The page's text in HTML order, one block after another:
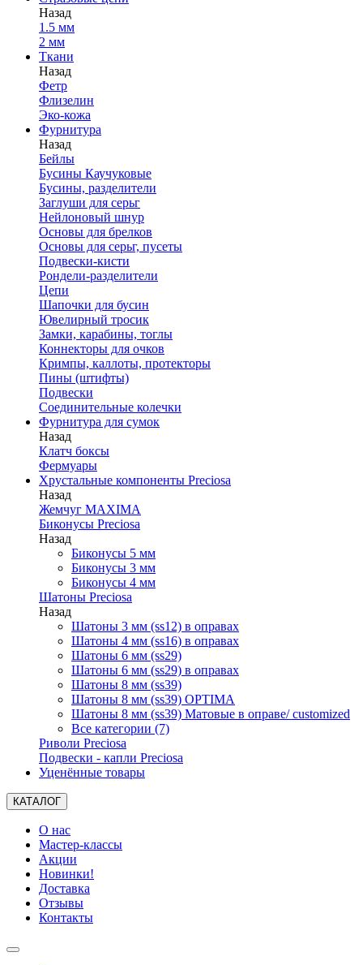
Назад
1.5 мм
2 мм
Ткани
Назад
Фетр
Флизелин
Эко-кожа
Фурнитура
Назад
Бейлы
Бусины Каучуковые
Бусины, разделители
Заглуши для серьг
Нейлоновый шнур
Основы для брелков
Основы для серьг, пусеты
Подвески-кисти
Рондели-разделители
Цепи
Шапочки для бусин
Ювелирный тросик
Замки, карабины, тоглы
Коннекторы для очков
Кримпы, каллоты, протекторы
Пины (штифты)
Подвески
Соединительные колечки
Фурнитура для сумок
Назад
Клатч боксы
Фермуары
Хрустальные компоненты Preciosa
Назад
Жемчуг MAXIMA
Биконусы Preciosa
Назад
Биконусы 5 мм
Биконусы 3 мм
Биконусы 4 мм
Шатоны Preciosa
Назад
Шатоны 3 мм (ss12) в оправах
Шатоны 4 мм (ss16) в оправах
Шатоны 6 мм (ss29)
Шатоны 6 мм (ss29) в оправах
Шатоны 8 мм (ss39)
Шатоны 8 мм (ss39) OPTIMA
Шатоны 8 мм (ss39) Матовые в оправе/ customized
Все категории (7)
Риволи Preciosa
Подвески - капли Preciosa
Уценённые товары
КАТАЛОГ
О нас
Мастер-классы
Акции
Новинки!
Доставка
Отзывы
Контакты